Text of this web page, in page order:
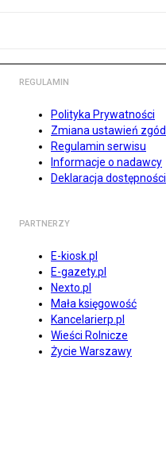
REGULAMIN
Polityka Prywatności
Zmiana ustawień zgód
Regulamin serwisu
Informacje o nadawcy
Deklaracja dostępności
PARTNERZY
E-kiosk.pl
E-gazety.pl
Nexto.pl
Mała księgowość
Kancelarierp.pl
Wieści Rolnicze
Życie Warszawy